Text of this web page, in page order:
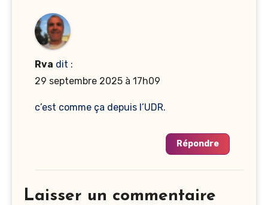
Rva dit :
29 septembre 2025 à 17h09
c’est comme ça depuis l’UDR.
Répondre
Laisser un commentaire